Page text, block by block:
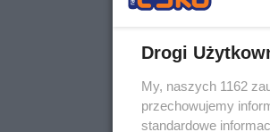
Drogi
My, naszych 1162
przechowujemy
standardowe